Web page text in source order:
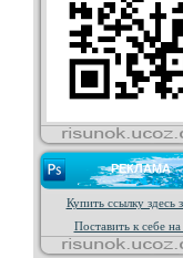
РЕКЛАМА
Купить ссылку здесь
Поставить к себе на